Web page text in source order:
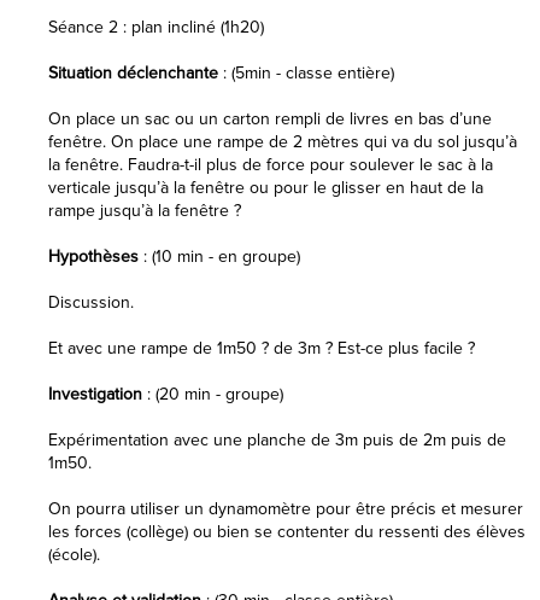
Séance 2 : plan incliné (1h20)
Situation déclenchante : (5min - classe entière)
On place un sac ou un carton rempli de livres en bas d’une
fenêtre. On place une rampe de 2 mètres qui va du sol jusqu’à
la fenêtre. Faudra-t-il plus de force pour soulever le sac à la
verticale jusqu’à la fenêtre ou pour le glisser en haut de la
rampe jusqu’à la fenêtre ?
Hypothèses : (10 min - en groupe)
Discussion.
Et avec une rampe de 1m50 ? de 3m ? Est-ce plus facile ?
Investigation : (20 min - groupe)
Expérimentation avec une planche de 3m puis de 2m puis de
1m50.
On pourra utiliser un dynamomètre pour être précis et mesurer
les forces (collège) ou bien se contenter du ressenti des élèves
(école).